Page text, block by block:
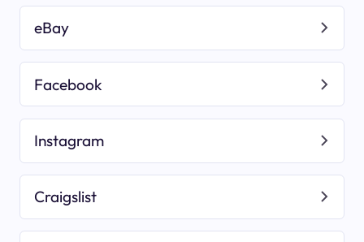
eBay
Facebook
Instagram
Craigslist